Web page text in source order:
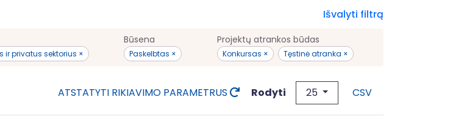
Išvalyti filtrą
ir privatus sektorius ×
Būsena
Paskelbtas ×
Projektų atrankos būdas
Konkursas × Tęstinė atranka ×
ATSTATYTI RIKIAVIMO PARAMETRUS Rodyti 25 CSV